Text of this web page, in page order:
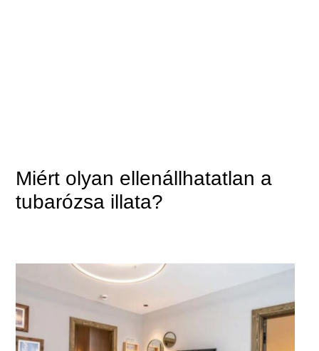
Miért olyan ellenállhatatlan a
tubarózsa illata?